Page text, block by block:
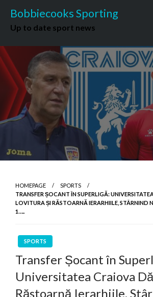
content
Bobbiecooks Sporting
Up to date sport news
HOMEPAGE
SPORTS
TRANSFER ȘOCANT ÎN SUPERLIGĂ:
LOVITURA ȘI RĂSTOARNĂ IERARHIILE, STÂRNIND
1…..
SPORTS
Transfer Șocant în
Universitatea Craiova
Răstoarnă Ierarhiile,